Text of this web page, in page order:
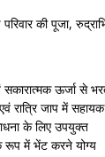
की पूजा,
ऊर्जा से
रात्रि जाप में सहायक
के लिए उपयुक्त
रूप में भेंट करने योग्य